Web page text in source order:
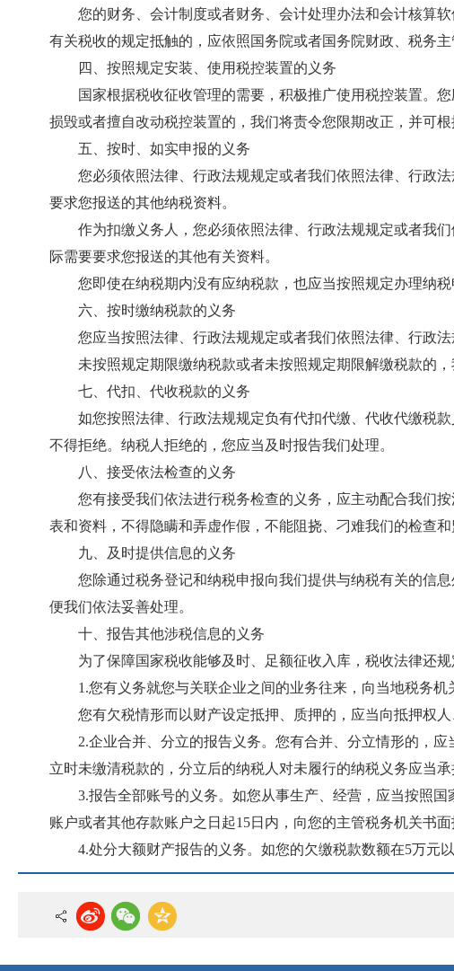
您的财务、会计制度或者财务、会计处理办法和会计核算
有关税收的规定抵触的，应依照国务院或者国务院财政、税务
四、按照规定安装、使用税控装置的义务
国家根据税收征收管理的需要，积极推广使用税控装置。
损毁或者擅自改动税控装置的，我们将责令您限期改正，并可
五、按时、如实申报的义务
您必须依照法律、行政法规规定或者我们依照法律、行政
要求您报送的其他纳税资料。
作为扣缴义务人，您必须依照法律、行政法规规定或者我
际需要要求您报送的其他有关资料。
您即使在纳税期内没有应纳税款，也应当按照规定办理纳
六、按时缴纳税款的义务
您应当按照法律、行政法规规定或者我们依照法律、行政
未按照规定期限缴纳税款或者未按照规定期限解缴税款的
七、代扣、代收税款的义务
如您按照法律、行政法规规定负有代扣代缴、代收代缴税
不得拒绝。纳税人拒绝的，您应当及时报告我们处理。
八、接受依法检查的义务
您有接受我们依法进行税务检查的义务，应主动配合我们
表和资料，不得隐瞒和弄虚作假，不能阻挠、刁难我们的检查和
九、及时提供信息的义务
您除通过税务登记和纳税申报向我们提供与纳税有关的信
便我们依法妥善处理。
十、报告其他涉税信息的义务
为了保障国家税收能够及时、足额征收入库，税收法律还
1.您有义务就您与关联企业之间的业务往来，向当地税务机
您有欠税情形而以财产设定抵押、质押的，应当向抵押权人
2.企业合并、分立的报告义务。您有合并、分立情形的，
立时未缴清税款的，分立后的纳税人对未履行的纳税义务应当承
3.报告全部账号的义务。如您从事生产、经营，应当按照
账户或者其他存款账户之日起15日内，向您的主管税务机关书
4.处分大额财产报告的义务。如您的欠缴税款数额在5万元